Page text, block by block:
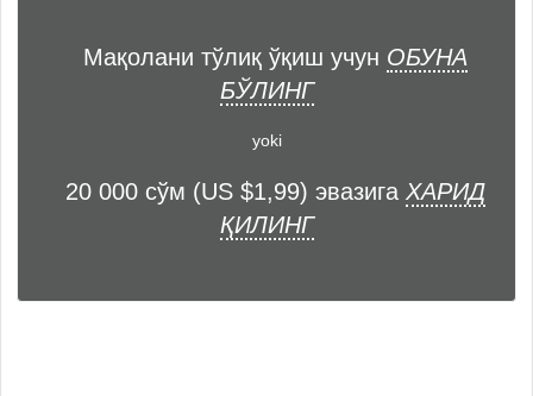
Мақолани тўлиқ ўқиш учун ОБУНА
БЎЛИНГ
yoki
20 000 сўм (US $1,99) эвазига ХАРИД
ҚИЛИНГ